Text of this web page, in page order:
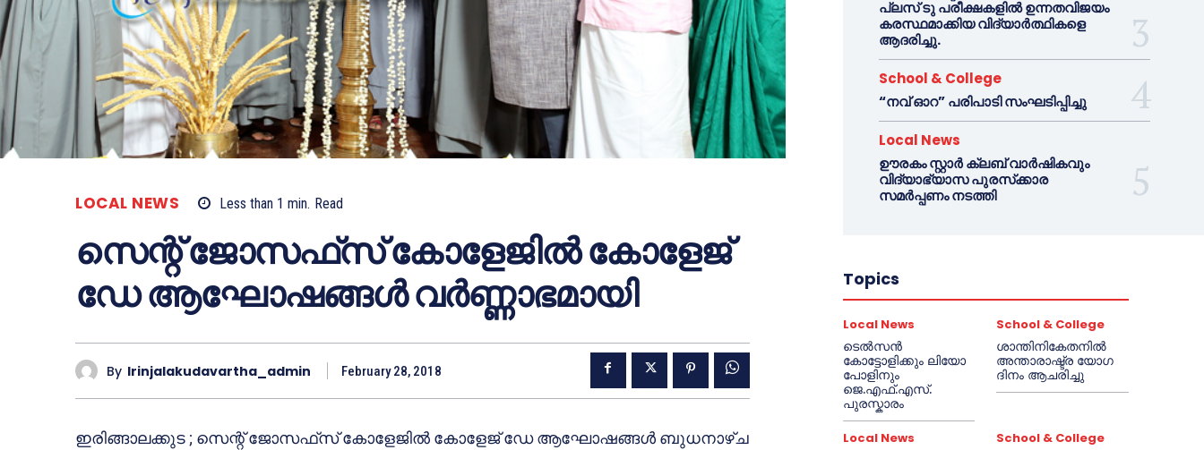
LOCAL NEWS Less than 1 min. Read
സെന്റ് ജോസഫ്‌സ് കോളേജില്‍ കോളേജ്
ഡേ ആഘോഷങ്ങള്‍ വര്‍ണ്ണാഭമായി
By Irinjalakudavartha_admin February 28, 2018
ഇരിങ്ങാലക്കുട ; സെന്റ് ജോസഫ്‌സ് കോളേജില്‍ കോളേജ് ഡേ ആഘോഷങ്ങള്‍ ബുധനാഴ്ച
പ്ലസ് ടു പരീക്ഷകളിൽ ഉന്നതവിജയം
കരസ്ഥമാക്കിയ വിദ്യാർത്ഥികളെ
ആദരിച്ചു.
School & College
“നവ് ഓറ” പരിപാടി സംഘടിപ്പിച്ചു
Local News
ഊരകം സ്റ്റാർ ക്ലബ് വാർഷികവും
വിദ്യാഭ്യാസ പുരസ്‌ക്കാര
സമർപ്പണം നടത്തി
Topics
Local News
ടെൽസൻ
കോട്ടോളിക്കും ലിയോ
പോളിനും
ജെ.എഫ്.എസ്.
പുരസ്കാരം
School & College
ശാന്തിനികേതനിൽ
അന്താരാഷ്ട്ര യോഗ
ദിനം ആചരിച്ചു
Local News School & College